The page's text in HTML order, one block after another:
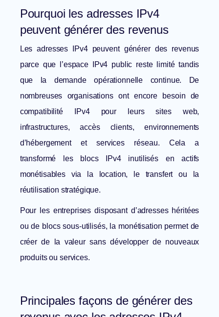
Pourquoi les adresses IPv4
peuvent générer des revenus
Les adresses IPv4 peuvent générer des revenus
parce que l’espace IPv4 public reste limité tandis
que la demande opérationnelle continue. De
nombreuses organisations ont encore besoin de
compatibilité IPv4 pour leurs sites web,
infrastructures, accès clients, environnements
d’hébergement et services réseau. Cela a
transformé les blocs IPv4 inutilisés en actifs
monétisables via la location, le transfert ou la
réutilisation stratégique.
Pour les entreprises disposant d’adresses héritées
ou de blocs sous-utilisés, la monétisation permet de
créer de la valeur sans développer de nouveaux
produits ou services.
Principales façons de générer des